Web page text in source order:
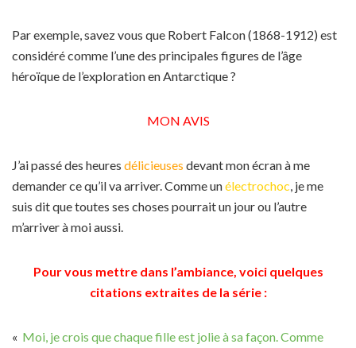
Par exemple, savez vous que Robert Falcon (1868-1912) est
considéré comme l’une des principales figures de l’âge
héroïque de l’exploration en Antarctique ?
MON AVIS
J’ai passé des heures délicieuses devant mon écran à me
demander ce qu’il va arriver. Comme unélectrochoc , je me
suis dit que toutes ses choses pourrait un jour ou l’autre
m’arriver à moi aussi.
Pour vous mettre dans l’ambiance, voici quelques
citations extraites de la série :
« Moi, je crois que chaque fille est jolie à sa façon. Comme